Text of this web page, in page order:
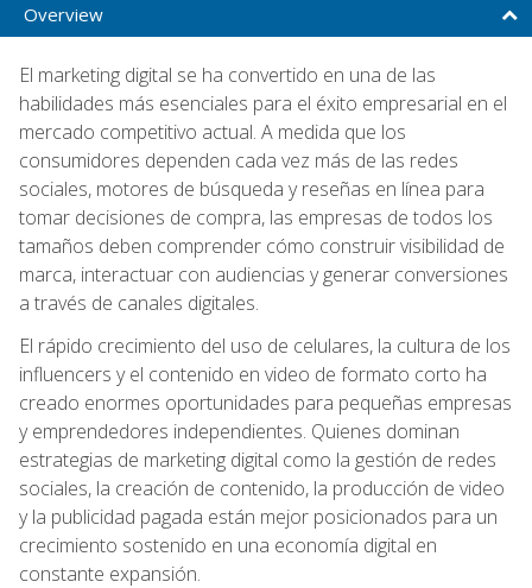
Overview
El marketing digital se ha convertido en una de las
habilidades más esenciales para el éxito empresarial en el
mercado competitivo actual. A medida que los
consumidores dependen cada vez más de las redes
sociales, motores de búsqueda y reseñas en línea para
tomar decisiones de compra, las empresas de todos los
tamaños deben comprender cómo construir visibilidad de
marca, interactuar con audiencias y generar conversiones
a través de canales digitales.
El rápido crecimiento del uso de celulares, la cultura de los
influencers y el contenido en video de formato corto ha
creado enormes oportunidades para pequeñas empresas
y emprendedores independientes. Quienes dominan
estrategias de marketing digital como la gestión de redes
sociales, la creación de contenido, la producción de video
y la publicidad pagada están mejor posicionados para un
crecimiento sostenido en una economía digital en
constante expansión.